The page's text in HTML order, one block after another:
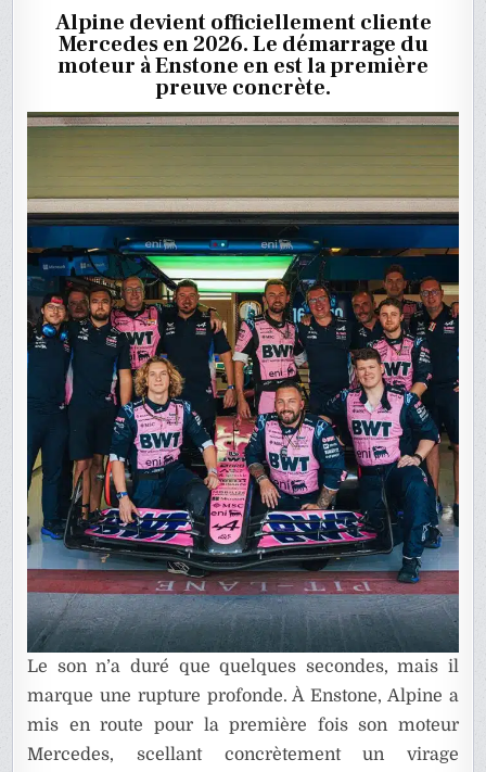
Alpine devient officiellement cliente
Mercedes en 2026. Le démarrage du
moteur à Enstone en est la première
preuve concrète.
Le son n’a duré que quelques secondes, mais il
marque une rupture profonde. À Enstone, Alpine a
mis en route pour la première fois son moteur
Mercedes, scellant concrètement un virage